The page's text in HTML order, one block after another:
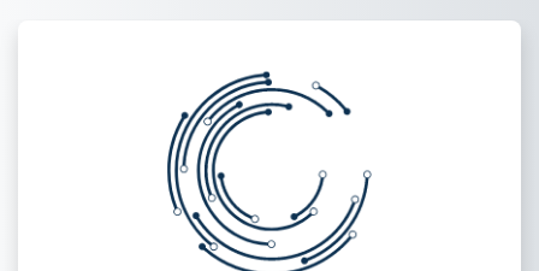
Acesso a Escola Virtual